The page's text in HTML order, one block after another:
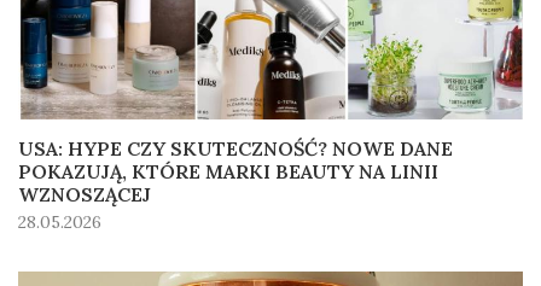
USA: HYPE CZY SKUTECZNOŚĆ? NOWE DANE
POKAZUJĄ, KTÓRE MARKI BEAUTY NA LINII
WZNOSZĄCEJ
28.05.2026